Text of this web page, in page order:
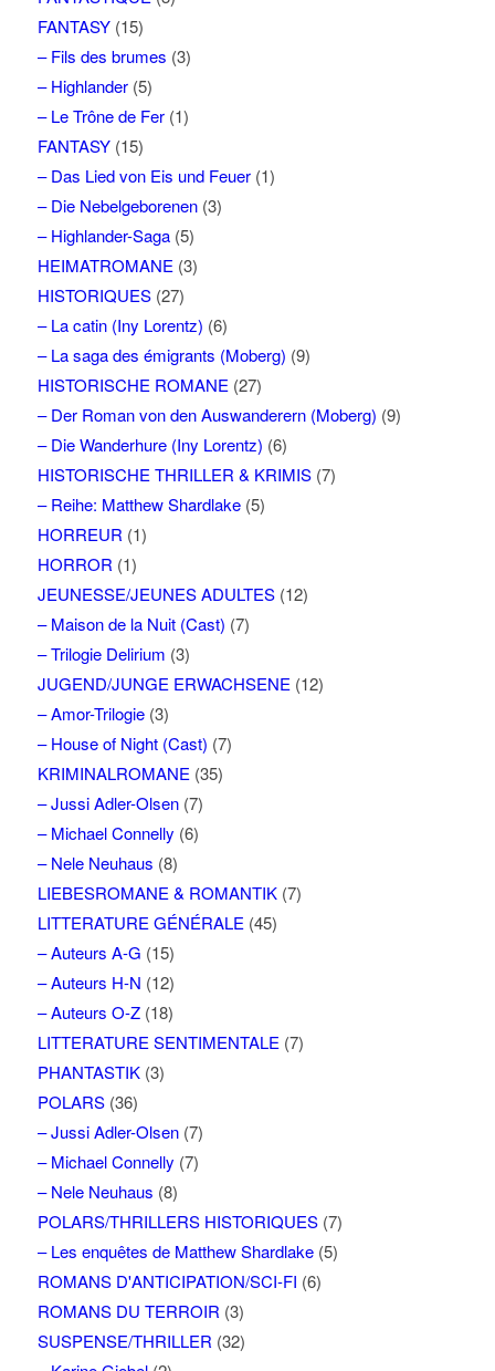
FANTASY(15)
– Fils des brumes (3)
– Highlander(5)
– Le Trône de Fer(1)
FANTASY(15)
– Das Lied von Eis und Feuer(1)
– Die Nebelgeborenen(3)
– Highlander-Saga(5)
HEIMATROMANE (3)
HISTORIQUES(27)
– La catin (Iny Lorentz) (6)
– La saga des émigrants (Moberg) (9)
HISTORISCHE ROMANE (27)
– Der Roman von den Auswanderern (Moberg) (9)
– Die Wanderhure (Iny Lorentz) (6)
HISTORISCHE THRILLER & KRIMIS(7)
– Reihe: Matthew Shardlake(5)
HORREUR (1)
HORROR (1)
JEUNESSE/JEUNES ADULTES(12)
– Maison de la Nuit (Cast) (7)
– Trilogie Delirium (3)
JUGEND/JUNGE ERWACHSENE (12)
– Amor-Trilogie(3)
– House of Night (Cast) (7)
KRIMINALROMANE (35)
– Jussi Adler-Olsen(7)
– Michael Connelly (6)
– Nele Neuhaus (8)
LIEBESROMANE & ROMANTIK(7)
LITTERATURE GÉNÉRALE (45)
– Auteurs A-G (15)
– Auteurs H-N (12)
– Auteurs O-Z(18)
LITTERATURE SENTIMENTALE (7)
PHANTASTIK(3)
POLARS(36)
– Jussi Adler-Olsen(7)
– Michael Connelly (7)
– Nele Neuhaus (8)
POLARS/THRILLERS HISTORIQUES(7)
– Les enquêtes de Matthew Shardlake(5)
ROMANS D'ANTICIPATION/SCI-FI (6)
ROMANS DU TERROIR (3)
SUSPENSE/THRILLER (32)